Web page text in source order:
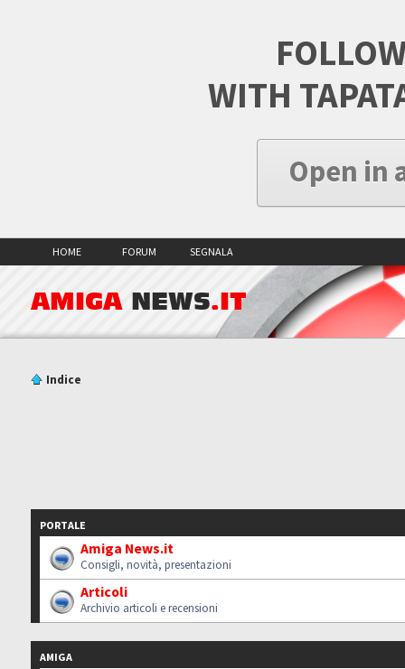
WITH
Open in
HOME FORUM SEGNALA
AMIGA NEWS.IT
Indice
PORTALE
Amiga News.it
Consigli, novità, presentazioni
Articoli
Archivio articoli e recensioni
AMIGA